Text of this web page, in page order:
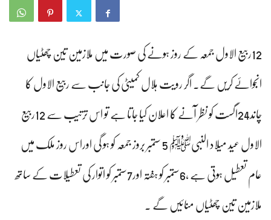
12ربیع الاول جمعہ کے روز ہونے کی صورت میں ملازمین تین چھٹیاں
انجوائے کریں گے۔ اگر رویت ہلال کمیٹی کی جانب سے ربیع الاول کا
چاند24اگست کو نظر آنے کا اعلان کیا جاتا ہے تو اس ترتیب سے 12ربیع
الاول عید میلاد النبیﷺ 5 ستمبر بروز جمعہ کو ہو گی اوراس روز ملک میں
عام تعطیل ہوتی ہے ،6ستمبر کو ہفتہ اور7ستمبر کو اتوار کی تعطیلات کے ساتھ
ملازمین تین چھٹیاں منائیں گے ۔